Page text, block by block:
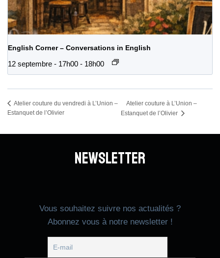
English Corner – Conversations in English
12 septembre - 17h00 - 18h00
Atelier couture du vendredi à L’Union –
Estanquet de l’Olivier
Atelier couture à L’Union –
Estanquet de l’Olivier
Newsletter
Vous souhaitez suivre nos actualités ?
Abonnez vous à notre newsletter !